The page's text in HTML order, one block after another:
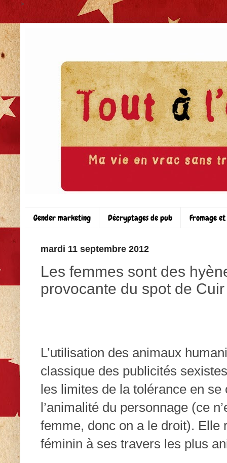
>
Gender marketing Décryptages de pub Fromage
mardi 11 septembre 2012
Les femmes sont des
provocante du spot de
L’utilisation des animaux
classique des publicités
les limites de la tolérance en se
l’animalité du personnage (ce
femme, donc on a le droit). Elle
féminin à ses travers les plus